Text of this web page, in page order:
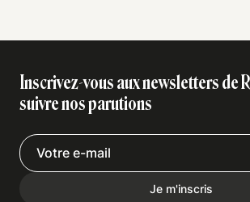
Inscrivez-vous aux newsletters de
suivre nos parutions
Je m'inscris